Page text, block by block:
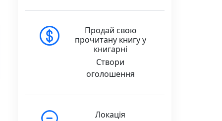
Продай свою
прочитану книгу у
книгарні
Створи
оголошення
Локація